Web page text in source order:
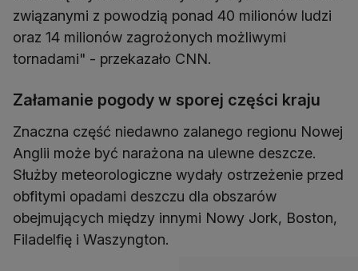
związanymi z powodzią ponad 40 milionów ludzi
oraz 14 milionów zagrożonych możliwymi
tornadami" - przekazało CNN.
Załamanie pogody w sporej części kraju
Znaczna część niedawno zalanego regionu Nowej
Anglii może być narażona na ulewne deszcze.
Służby meteorologiczne wydały ostrzeżenie przed
obfitymi opadami deszczu dla obszarów
obejmujących między innymi Nowy Jork, Boston,
Filadelfię i Waszyngton.